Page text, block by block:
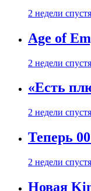
2 недели спустя
Age of
2 недели спустя
«Есть
2 недели спустя
Теперь
2 недели спустя
Новая